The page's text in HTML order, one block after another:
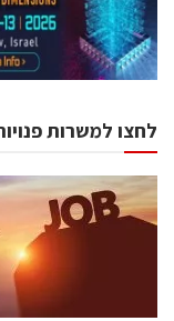
לחצו למשרות